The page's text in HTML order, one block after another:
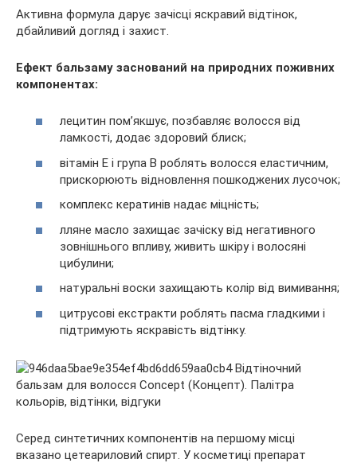
Активна формула дарує зачісці яскравий відтінок,
дбайливий догляд і захист.
Ефект бальзаму заснований на природних поживних
компонентах:
лецитин пом’якшує, позбавляє волосся від
ламкості, додає здоровий блиск;
вітамін E і група B роблять волосся еластичним,
прискорюють відновлення пошкоджених лусочок;
комплекс кератинів надає міцність;
лляне масло захищає зачіску від негативного
зовнішнього впливу, живить шкіру і волосяні
цибулини;
натуральні воски захищають колір від вимивання;
цитрусові екстракти роблять пасма гладкими і
підтримують яскравість відтінку.
Серед синтетичних компонентів на першому місці
вказано цетеариловий спирт. У косметиці препарат